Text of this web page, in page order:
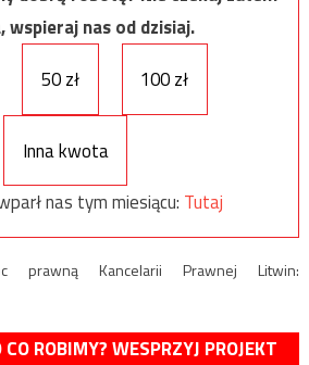
wspieraj nas od dzisiaj.
50 zł 100 zł
Inna kwota
nas tym miesiącu: Tutaj
prawną Kancelarii Prawnej Litwin:
ROBIMY? WESPRZYJ PROJEKT